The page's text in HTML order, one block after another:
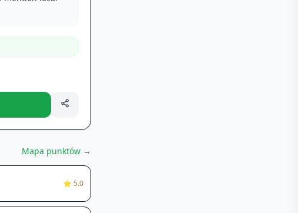
Mapa punktów →
⭐ 5.0